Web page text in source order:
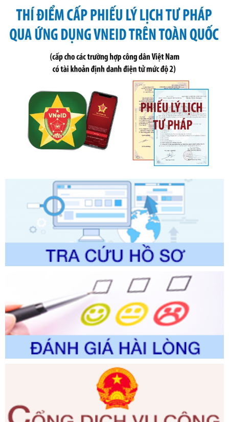
phạt vi phạm hành chính trong lĩnh vực kho bạc nhà nước
Ngày ban hành: 21/07/2026
Số kí hiệu: 291/2026/NĐ-CP
Tên: Nghị định số 291/2026/NĐ-CP của Chính phủ: Sửa
đổi, bổ sung một số điều của Nghị định số 125/2020/NĐ-СР
ngày 19 tháng 10 năm 2020 của Chính phủ quy định xử
phạt vi phạm hành chính về thuế, hóa đơn được sửa đổi, bổ
sung bởi Nghị định số 102/2021/NĐ-CP
Ngày ban hành: 20/07/2026
Số kí hiệu:2303/QĐ-UBND
Tên: Quyết định công bố Danh mục thủ tục hành chính mới
ban hành, được sửa đổi, bổ sung, bị bãi bỏ và phê duyệt
Quy trình nội bộ, quy trình điện tử giải quyết thủ tục hành
chính trong một số lĩnh vực thuộc phạm vi chức năng quản
Ngày ban hành: 01/06/2026
Số kí hiệu:2304/QĐ-UBND
Tên: Quyết định công bố Danh mục thủ tục hành chính
được sửa đổi, bổ sung và phê duyệt Quy trình nội bộ, quy
trình điện tử giải quyết thủ tục hành chính trong lĩnh vực Du
lịch thuộc phạm vi chức năng quản lý của Sở Văn hóa, Thể
thao và Du lịch
Ngày ban hành: 01/06/2026
Tên: Về việc công bố Danh mục thủ tục hành chính sửa
đổi, bổ sung và phê duyệt Quy trình nội bộ, quy trình điện tử
trong giải quyết thủtục hành chính lĩnh vực biến đổi khí hậu
thuộc phạm vi giải quyết của Sở Nông nghiệp và Môi
trường
Ngày ban hành: 01/06/2026
Số kí hiệu:2300/QĐ-UBND
đổi, bổ sung và phê duyệt quy trình nội bộ, quy trình điện tử
giải quyết thủ tục hành chính trong lĩnh vực Luật sư thuộc
phạm vi chức năng quản lý của Sở Tư pháp
Ngày ban hành: 01/06/2026